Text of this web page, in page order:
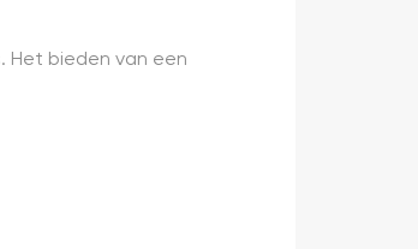
Het bieden van een